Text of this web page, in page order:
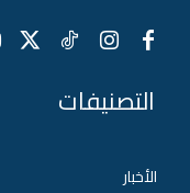
التصنيفات
الأخبار